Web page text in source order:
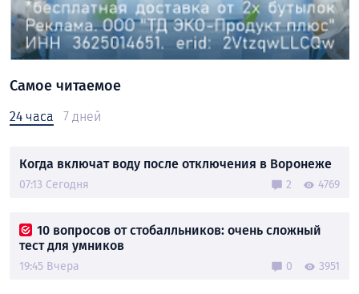
Самое читаемое
24 часа 7 дней
Когда включат воду после отключения в Воронеже
07:13 Сегодня 2 4769
10 вопросов от стобалльников: очень сложный
тест для умников
19:45 Вчера 0 3951